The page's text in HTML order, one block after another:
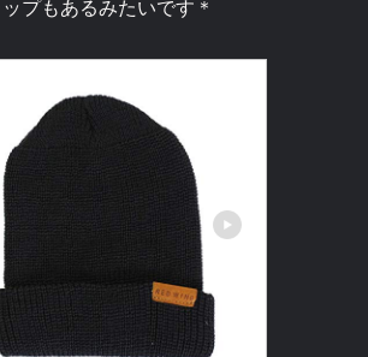
プもあるみたいです＊